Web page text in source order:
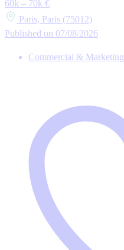
60k – 70k €
Paris, Paris (75012)
Published on 07/08/2026
Commercial & Marketing